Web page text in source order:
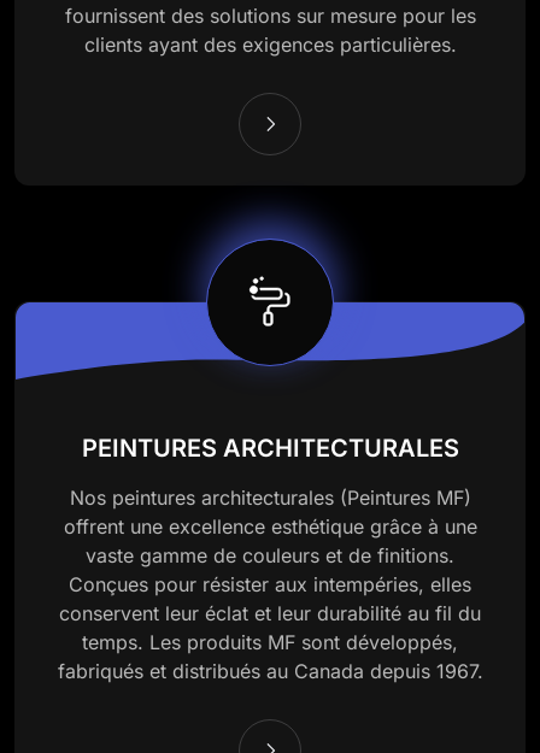
fournissent des solutions sur mesure pour les
clients ayant des exigences particulières.
PEINTURES ARCHITECTURALES
Nos peintures architecturales (Peintures MF)
offrent une excellence esthétique grâce à une
vaste gamme de couleurs et de finitions.
Conçues pour résister aux intempéries, elles
conservent leur éclat et leur durabilité au fil du
temps. Les produits MF sont développés,
fabriqués et distribués au Canada depuis 1967.